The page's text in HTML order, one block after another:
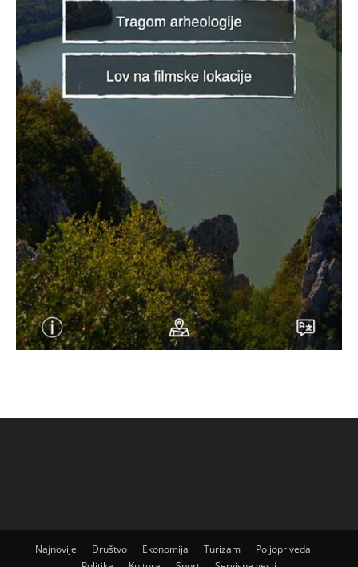
Najnovije Društvo Ekonomija Turizam
Poljopriveda